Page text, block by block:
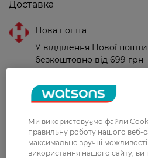
Доставка
Нова пошта
У відділення Нової
безкоштовно від 699 грн
Вартість доставки - 79
Забрати сьогодні в
Вартість доставки - 0 грн
Ми використовуємо файли
правильну роботу нашого веб-
максимально зручні
використання нашого сайту, ви